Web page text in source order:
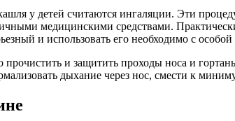
у детей считаются ингаляции. Эти
медицинскими средствами.
и использовать его необходимо с
и защитить проходы носа и
дыхание через нос, смести к